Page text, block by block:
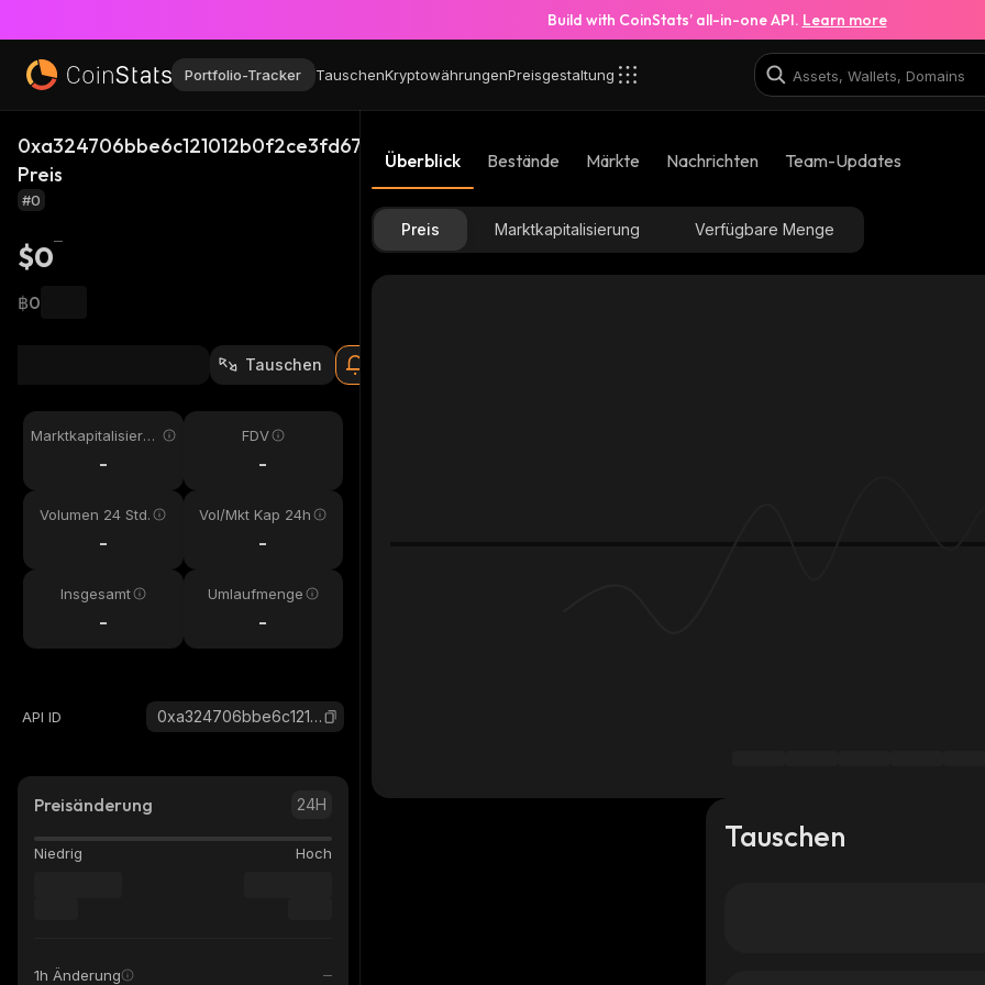
Build with CoinStats’ all-in-one API. Learn more
Portfolio-Tracker TauschenKryptowährungenPreisgestaltung
0xa324706bbe6c121012b0f2ce3fd67f50202cc477_robinhood
Preis
#0
$0
฿0
Tauschen
Marktkapitalisieru
-
FDV
-
Volumen 24 Std.
-
Vol/Mkt Kap 24h
-
Insgesamt
-
Umlaufmenge
-
API ID 0xa324706bbe6c121012b0f2ce3fd67f50202cc477_robinhood
Preisänderung 24H
Niedrig Hoch
1h Änderung
Überblick Bestände Märkte Nachrichten Team-Updates
Preis Marktkapitalisierung Verfügbare Menge
Tauschen